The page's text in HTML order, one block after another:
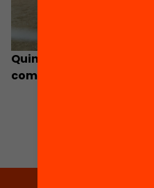
Quins programes
com els fem viables?